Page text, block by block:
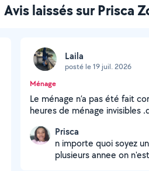
Avis laissés sur Prisca
Laila
posté le 19 juil. 2026
Ménage
Le ménage n’a pas été fait
heures de ménage invisibles
Prisca
n importe quoi soyez
plusieurs annee on